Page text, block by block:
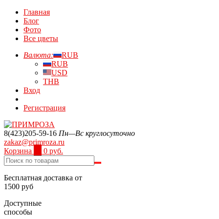
Главная
Блог
Фото
Все цветы
Валюта:
RUB
RUB
USD
THB
Вход
Регистрация
8(423)205-59-16 Пн—Вс круглосуточно
zakaz@primroza.ru
Корзина
0 руб.
Бесплатная доставка от
1500 руб
Доступные
способы